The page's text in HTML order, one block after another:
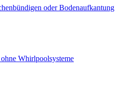
oder Bodenaufkantung
Whirlpoolsysteme